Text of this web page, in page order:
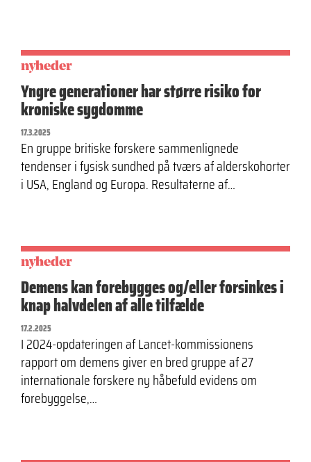
nyheder
Yngre generationer har større risiko for
kroniske sygdomme
17.3.2025
En gruppe britiske forskere sammenlignede
tendenser i fysisk sundhed på tværs af alderskohorter
i USA, England og Europa. Resultaterne af…
nyheder
Demens kan forebygges og/eller forsinkes i
knap halvdelen af alle tilfælde
17.2.2025
I 2024-opdateringen af Lancet-kommissionens
rapport om demens giver en bred gruppe af 27
internationale forskere ny håbefuld evidens om
forebyggelse,…